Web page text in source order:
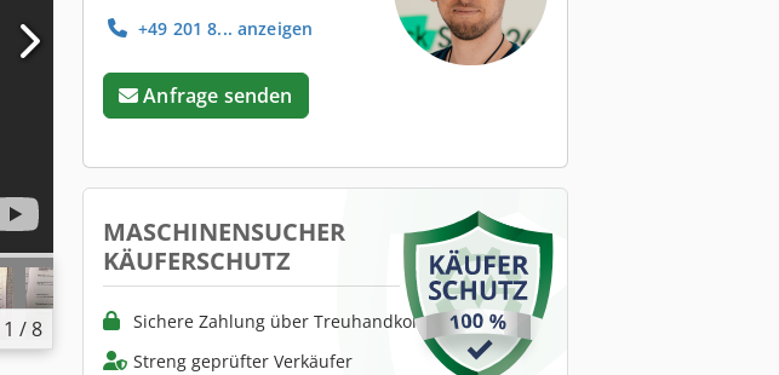
1 /8
+49 201 8... anzeigen
Anfrage senden
MASCHINENSUCHER
KÄUFERSCHUTZ
Sichere Zahlung über Treuhandkonto
Streng geprüfter Verkäufer